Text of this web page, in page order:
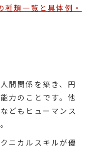
類一覧と具体例・
間関係を築き、円
力のことです。他
どもヒューマンス
ニカルスキルが優